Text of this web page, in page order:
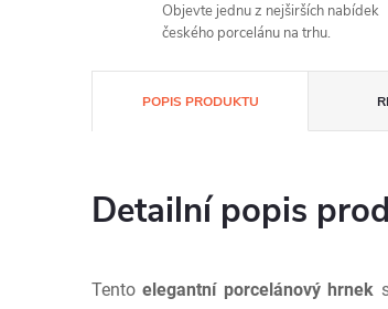
Objevte jednu z nejširších nabídek
českého porcelánu na trhu.
POPIS PRODUKTU
Detailní popis
Tentoelegantní porcelánový hrnek